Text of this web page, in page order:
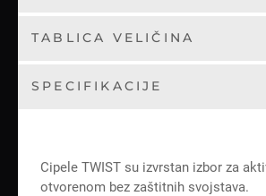
TABLICA VELIČINA
SPECIFIKACIJE
Cipele TWIST su izvrstan izbor za
otvorenom bez zaštitnih svojstava.